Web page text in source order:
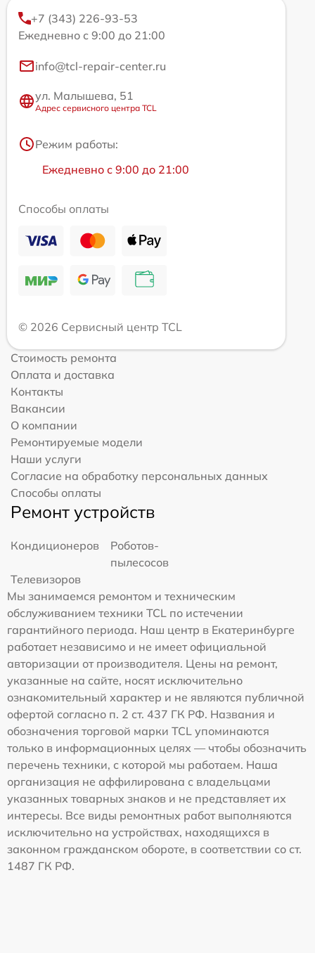
+7 (343) 226-93-53
Ежедневно с 9:00 до 21:00
info@tcl-repair-center.ru
ул. Малышева, 51
Адрес сервисного центра TCL
Режим работы:
Ежедневно с 9:00 до 21:00
Способы оплаты
© 2026 Сервисный центр TCL
Стоимость ремонта
Оплата и доставка
Контакты
Вакансии
О компании
Ремонтируемые модели
Наши услуги
Согласие на обработку персональных данных
Способы оплаты
Ремонт устройств
Кондиционеров
Роботов-
пылесосов
Телевизоров
Мы занимаемся ремонтом и техническим
обслуживанием техники TCL по истечении
гарантийного периода. Наш центр в Екатеринбурге
работает независимо и не имеет официальной
авторизации от производителя. Цены на ремонт,
указанные на сайте, носят исключительно
ознакомительный характер и не являются публичной
офертой согласно п. 2 ст. 437 ГК РФ. Названия и
обозначения торговой марки TCL упоминаются
только в информационных целях — чтобы обозначить
перечень техники, с которой мы работаем. Наша
организация не аффилирована с владельцами
указанных товарных знаков и не представляет их
интересы. Все виды ремонтных работ выполняются
исключительно на устройствах, находящихся в
законном гражданском обороте, в соответствии со ст.
1487 ГК РФ.